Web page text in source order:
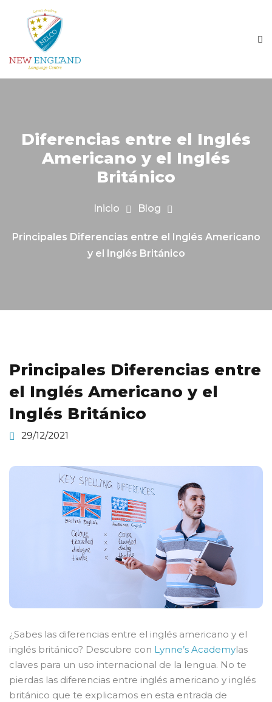
Diferencias entre el Inglés
Americano y el Inglés
Británico
Inicio Blog
Principales Diferencias entre el Inglés Americano
y el Inglés Británico
Principales Diferencias entre
el Inglés Americano y el
Inglés Británico
29/12/2021
¿Sabes las diferencias entre el inglés americano y el
inglés británico? Descubre con Lynne’s Academylas
claves para un uso internacional de la lengua. No te
pierdas las diferencias entre inglés americano y inglés
británico que te explicamos en esta entrada de